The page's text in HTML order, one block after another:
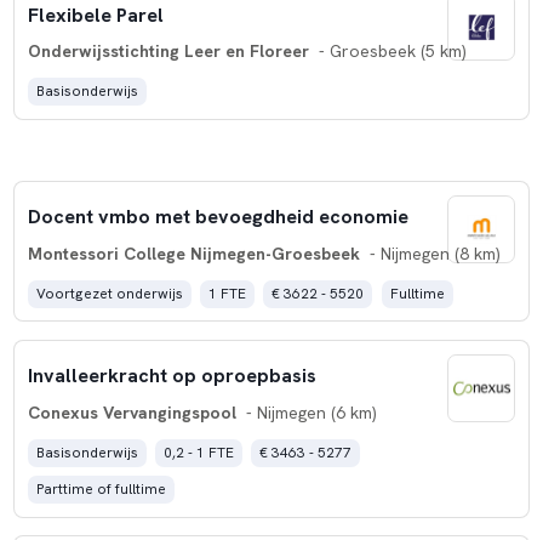
Flexibele Parel
Onderwijsstichting Leer en Floreer - Groesbeek (5 km)
Basisonderwijs
Docent vmbo met bevoegdheid economie
Montessori College Nijmegen-Groesbeek - Nijmegen (8 km)
Voortgezet onderwijs 1 FTE € 3622 - 5520 Fulltime
Invalleerkracht op oproepbasis
Conexus Vervangingspool - Nijmegen (6 km)
Basisonderwijs 0,2 - 1 FTE
€ 3463 - 5277
Parttime of fulltime